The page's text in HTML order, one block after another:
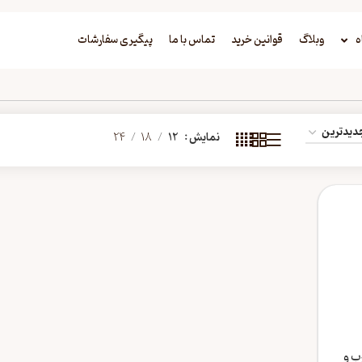
وبلاگ قوانین خرید تماس با ما پیگیری سفارشات
نمایش 12
18
24